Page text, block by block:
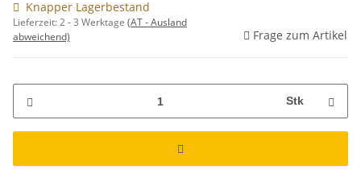
Knapper Lagerbestand
Lieferzeit:2 - 3 Werktage (AT - Ausland
abweichend)
Frage zum Artikel
Stk